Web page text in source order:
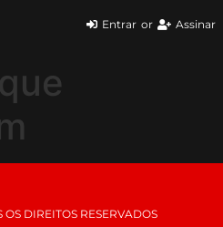
Entrar or Assinar
OS DIREITOS RESERVADOS